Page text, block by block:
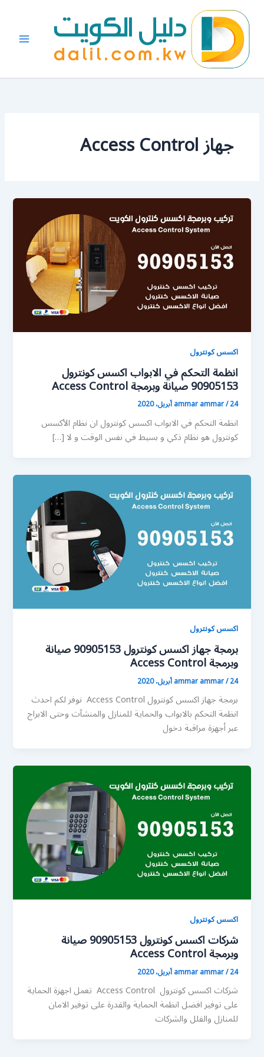
المحتوى
جهاز Access Control
اكسس كونترول
انظمة التحكم في الابواب اكسس كونترول
90905153 صيانة وبرمجة Access Control
ammar ammar/24 أبريل، 2020
انظمة التحكم في الابواب اكسس كونترول ان نظام الأكسس
كونترول هو نظام ذكي و بسيط في نفس الوقت و لا […]
اكسس كونترول
برمجة جهاز اكسس كونترول 90905153 صيانة
وبرمجة Access Control
ammar ammar/24 أبريل، 2020
برمجة جهاز اكسس كونترول Access Control نوفر لكم احدث
انظمة التحكم بالابواب والحماية للمنازل والمنشآت وحتى الابراج
عبر أجهزة مراقبة دخول
اكسس كونترول
شركات اكسس كونترول 90905153 صيانة
وبرمجة Access Control
ammar ammar/24 أبريل، 2020
شركات اكسس كونترول Access Control تعمل اجهزة الحماية
على توفير افضل انظمة الحماية والقدرة على توفير الامان
للمنازل والفلل والشركات